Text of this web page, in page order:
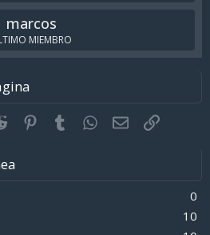
marcos
MIEMBRO
Reddit Pinterest
Tumblr WhatsApp
EmailEnlace
0
10